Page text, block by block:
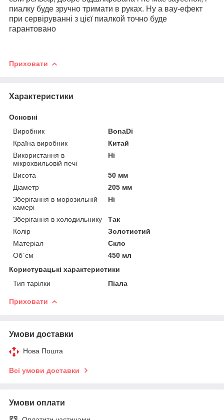
пиалку буде зручно тримати в руках. Ну а вау-ефект
при сервіруванні з цієї пиалкой точно буде
гарантовано
Приховати
Характеристики
Основні
Виробник
BonaDi
Країна виробник
Китай
Використання в
мікрохвильовій печі
Ні
Висота
50 мм
Діаметр
205 мм
Зберігання в морозильній
камері
Ні
Зберігання в холодильнику
Так
Колір
Золотистий
Матеріал
Скло
Об`єм
450 мл
Користувацькі характеристики
Тип тарілки
Піала
Приховати
Умови доставки
Нова Пошта
Всі умови доставки
Умови оплати